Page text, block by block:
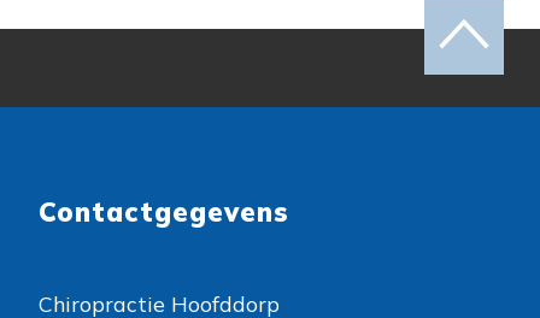
Contactgegevens
Chiropractie Hoofddorp